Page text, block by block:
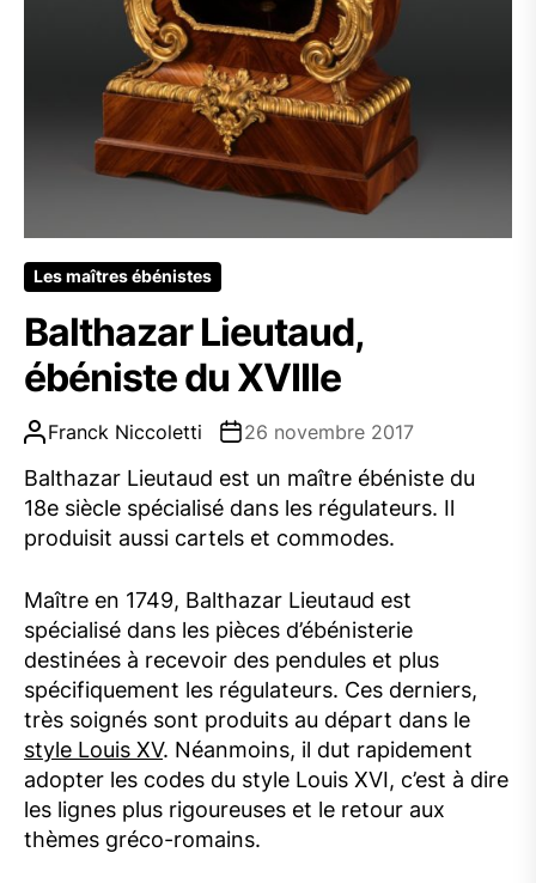
Les maîtres ébénistes
Balthazar Lieutaud,
ébéniste du XVIIIe
Franck Niccoletti 26 novembre 2017
Balthazar Lieutaud est un maître ébéniste du
18e siècle spécialisé dans les régulateurs. Il
produisit aussi cartels et commodes.
Maître en 1749, Balthazar Lieutaud est
spécialisé dans les pièces d’ébénisterie
destinées à recevoir des pendules et plus
spécifiquement les régulateurs. Ces derniers,
très soignés sont produits au départ dans le
style Louis XV. Néanmoins, il dut rapidement
adopter les codes du style Louis XVI, c’est à dire
les lignes plus rigoureuses et le retour aux
thèmes gréco-romains.